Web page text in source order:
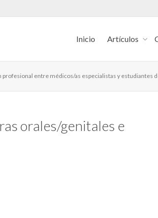
Inicio Artículos
entre médicos/as especialistas y estudiantes
orales/genitales e